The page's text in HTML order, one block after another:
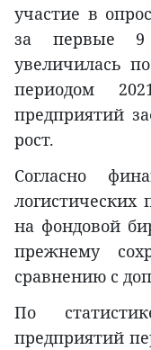
участие в
за первые 9
увеличилась
периодом
предприятий
рост.
Согласно
логистических
на фондовой
прежнему
сравнению с
По
предприятий